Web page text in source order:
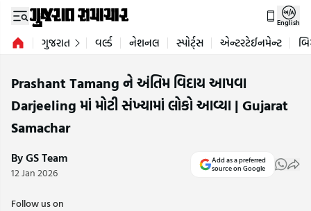
English
ગુજરાત વર્લ્ડ નેશનલ સ્પોર્ટ્સ એન્ટરટેઈનમેન્ટ
Prashant Tamang ને અંતિમ વિદાય આપવા
Darjeeling માં મોટી સંખ્યામાં લોકો આવ્યા | Gujarat
Samachar
By GS Team
12 Jan 2026
Add as a preferred
source on Google
Follow us on